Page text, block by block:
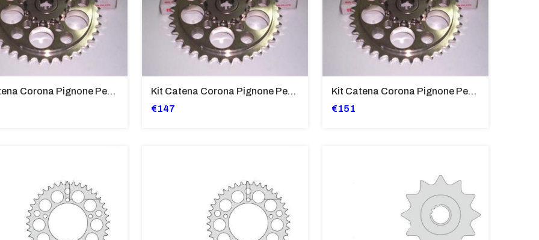
Kit Catena Corona Pignone Per BMW G650 X Challenge '07-'08
Kit Catena Corona Pignone Per BMW F650 GS '99-'06
€147
Kit Catena Corona Pignone Per BMW F650 '94-'00
€151